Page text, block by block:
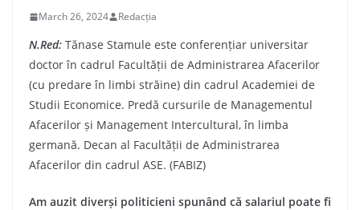
March 26, 2024 Redacția
N.Red: Tănase Stamule este conferențiar universitar
doctor în cadrul Facultății de Administrarea Afacerilor
(cu predare în limbi străine) din cadrul Academiei de
Studii Economice. Predă cursurile de Managementul
Afacerilor și Management Intercultural, în limba
germană. Decan al Facultății de Administrarea
Afacerilor din cadrul ASE. (FABIZ)
Am auzit diverși politicieni spunând că salariul poate fi